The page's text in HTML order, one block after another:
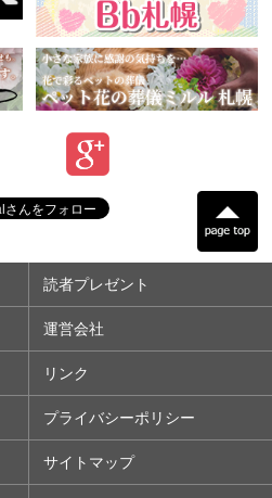
読者プレゼント
運営会社
リンク
プライバシーポリシー
サイトマップ